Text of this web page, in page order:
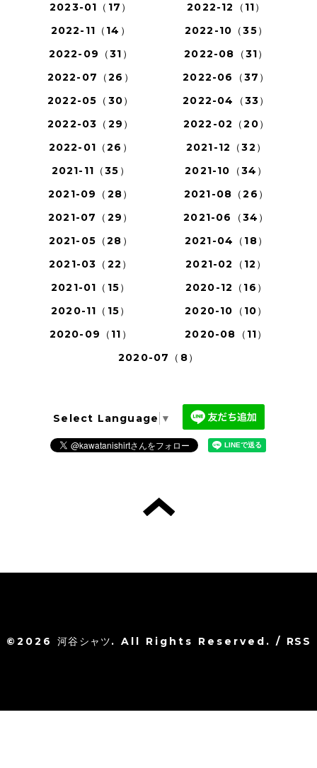
2023-01（17）
2022-12（11）
2022-11（14）
2022-10（35）
2022-09（31）
2022-08（31）
2022-07（26）
2022-06（37）
2022-05（30）
2022-04（33）
2022-03（29）
2022-02（20）
2022-01（26）
2021-12（32）
2021-11（35）
2021-10（34）
2021-09（28）
2021-08（26）
2021-07（29）
2021-06（34）
2021-05（28）
2021-04（18）
2021-03（22）
2021-02（12）
2021-01（15）
2020-12（16）
2020-11（15）
2020-10（10）
2020-09（11）
2020-08（11）
2020-07（8）
Select Language ▼
©2026河谷シャツ. All Rights Reserved. / RSS